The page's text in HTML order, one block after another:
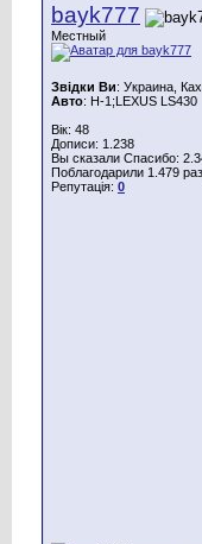
bayk777
Местный
Звідки Ви: Украина,
Авто: Н-1;LEXUS LS430
Вік: 48
Дописи: 1.238
Вы сказали Спасибо:
Поблагодарили 1.479
Репутація: 0